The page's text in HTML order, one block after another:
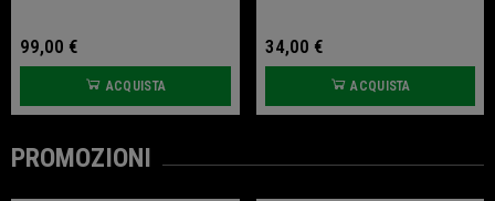
99,00 €
ACQUISTA
34,00 €
ACQUISTA
PROMOZIONI